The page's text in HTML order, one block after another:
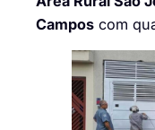
Campos com